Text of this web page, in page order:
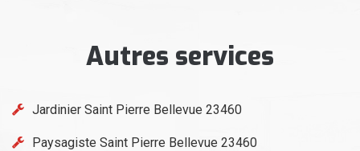
Autres services
Jardinier Saint Pierre Bellevue 23460
Paysagiste Saint Pierre Bellevue 23460